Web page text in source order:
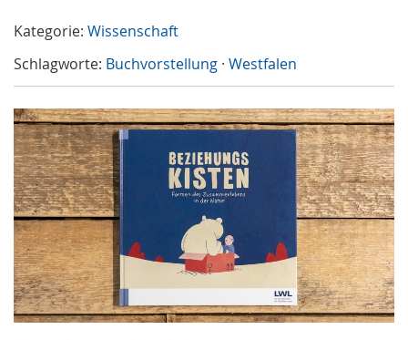
Kategorie: Wissenschaft
Schlagworte: Buchvorstellung · Westfalen